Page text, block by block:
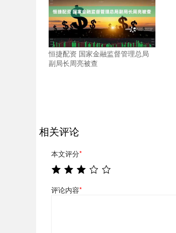
恒捷配资 国家金融监督管理总局
副局长周亮被查
相关评论
本文评分*
评论内容*